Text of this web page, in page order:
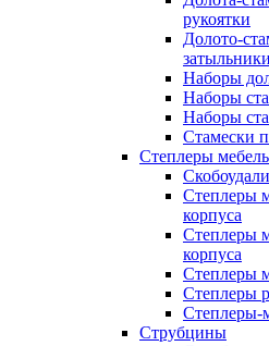
рукоятки
Долото-
затыльники
Наборы
Наборы
Наборы
Стамески
Степлеры
Степлеры
корпуса
Степлеры
корпуса
Степлеры
Степлеры
Степлеры-
Струбцины